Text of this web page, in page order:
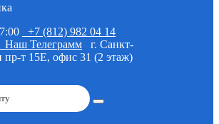
+7 (812) 982 04 14
Наш Телеграмм
г. Санкт-
пр-т 15Е, офис 31 (2 этаж)